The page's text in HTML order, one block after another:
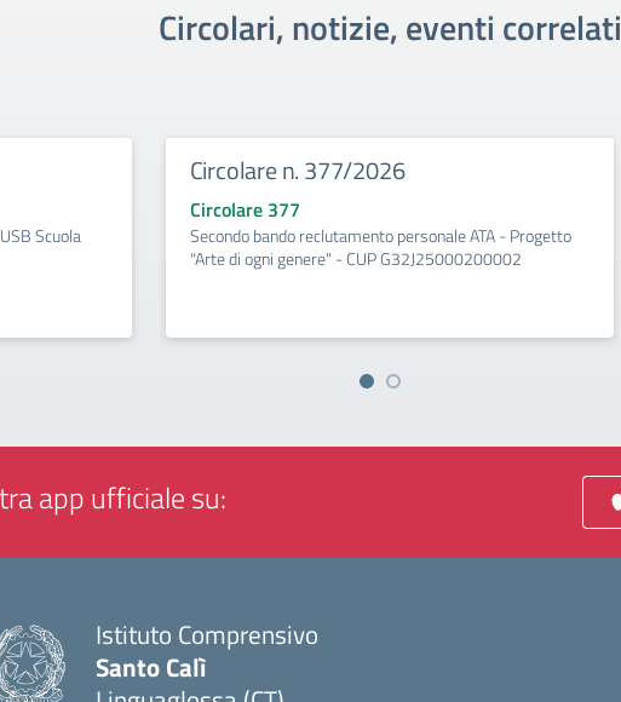
Circolari, notizie, eventi correlati
Scuola
Circolare n. 377/2026
Circolare 377
Secondo bando reclutamento personale ATA - Progetto
"Arte di ogni genere" - CUP G32J25000200002
app ufficiale su:
Istituto Comprensivo
Santo Calì